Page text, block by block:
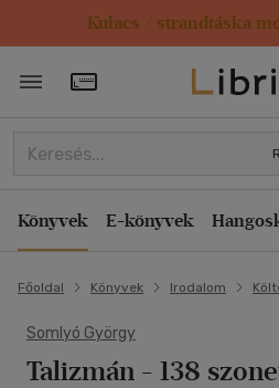
Kulacs / strandtáska
Törzsvásárlói Kártya
Könyvek E-könyvek
Főoldal Könyvek Irodalom
Somlyó György
Talizmán - 138